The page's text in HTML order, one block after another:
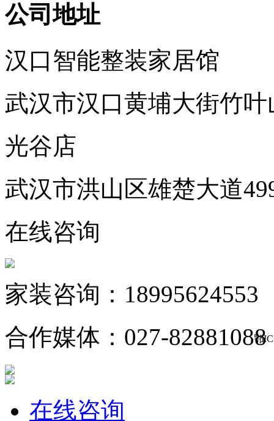
公司地址
汉口智能整装家居馆
武汉市汉口黄埔大街竹
光谷店
武汉市洪山区雄楚大道
在线咨询
家装咨询：18995624553
合作媒体：027-82881088
鄂
在线咨询